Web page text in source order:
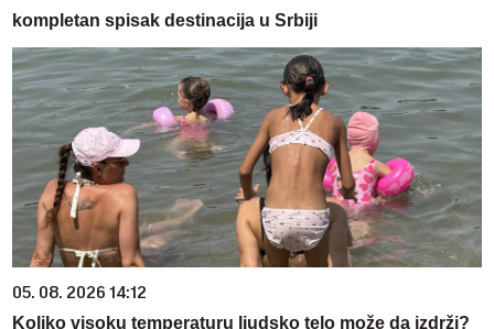
kompletan spisak destinacija u Srbiji
05. 08. 2026 14:12
Koliko visoku temperaturu ljudsko telo može da izdrži?